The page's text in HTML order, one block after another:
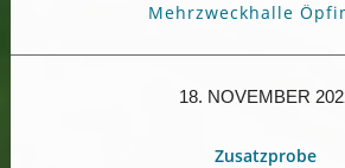
Mehrzweckhalle
18. NOVEMBER
Zusatzprobe